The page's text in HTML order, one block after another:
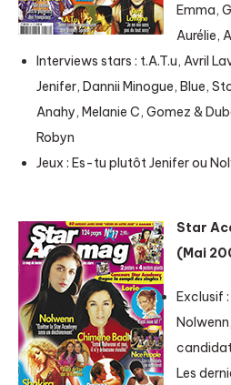
Emma,
Aurélie,
Interviews stars : t.A.T.u, Avril
Jenifer, Dannii Minogue, Blue,
Anahy, Melanie C, Gomez &
Robyn
Jeux : Es-tu plutôt Jenifer ou
Star
(Mai
Exclusif
Les